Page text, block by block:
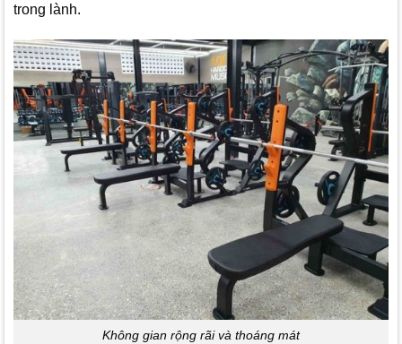
trong lành.
Không gian rộng rãi và thoáng mát